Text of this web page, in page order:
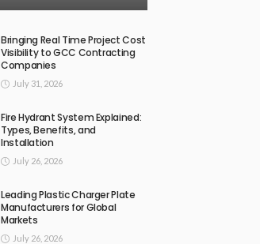
Bringing Real Time Project Cost
Visibility to GCC Contracting
Companies
July 31, 2026
Fire Hydrant System Explained:
Types, Benefits, and
Installation
July 26, 2026
Leading Plastic Charger Plate
Manufacturers for Global
Markets
July 26, 2026